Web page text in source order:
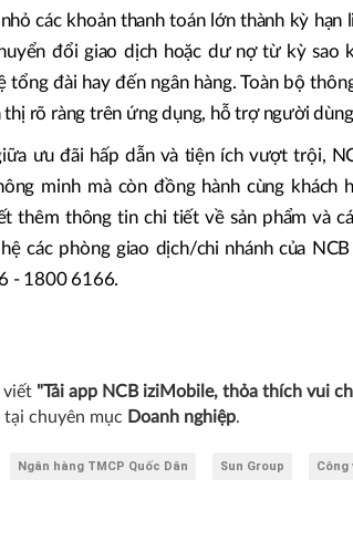
các khoản thanh toán lớn thành kỳ
đổi giao dịch hoặc dư nợ từ kỳ sao
tổng đài hay đến ngân hàng. Toàn bộ
rõ ràng trên ứng dụng, hỗ trợ người
ưu đãi hấp dẫn và tiện ích vượt trội,
minh mà còn đồng hành cùng khách
thêm thông tin chi tiết về sản phẩm và
các phòng giao dịch/chi nhánh của
- 1800 6166.
viết "Tải app NCB iziMobile, thỏa thích vui
tại chuyên mục Doanh nghiệp.
Ngân hàng TMCP Quốc Dân Sun Group Công